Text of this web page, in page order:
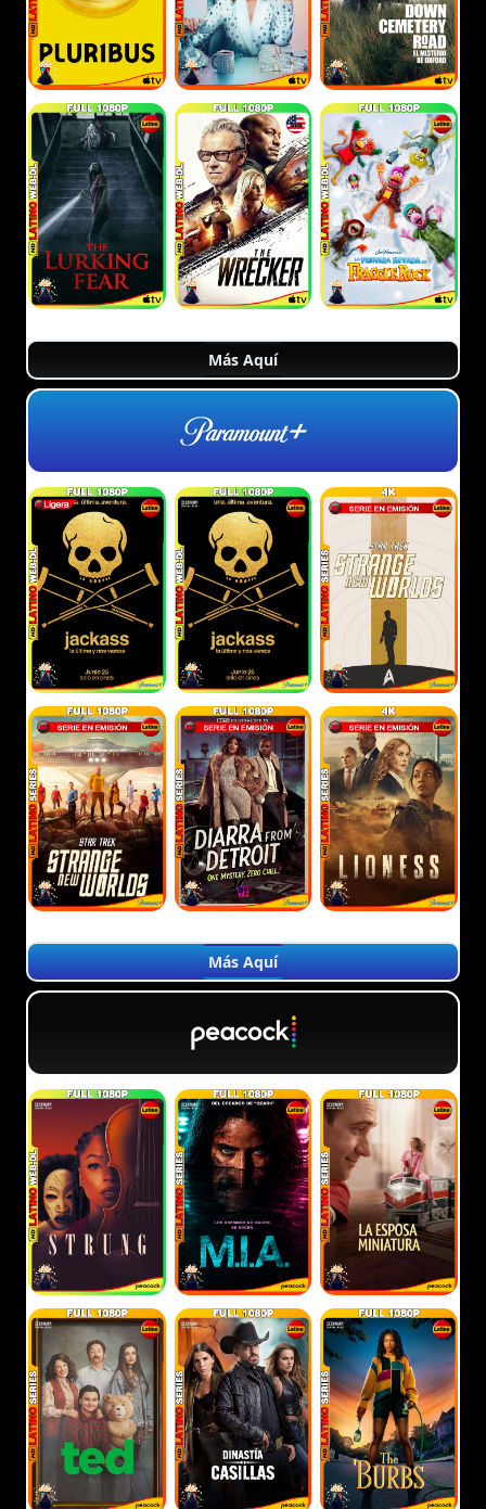
Más Aquí
Más Aquí